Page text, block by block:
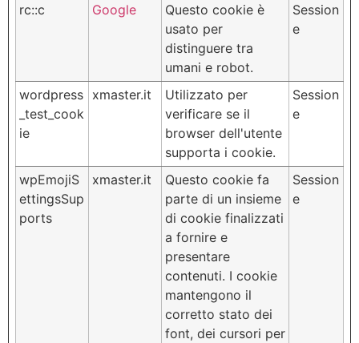
rc::c Google
Questo cookie è
usato per
distinguere tra
umani e robot.
Session
e
wordpress
_test_cook
ie
xmaster.it
Utilizzato per
verificare se il
browser dell'utente
supporta i cookie.
Session
e
wpEmojiS
ettingsSup
ports
xmaster.it
Questo cookie fa
parte di un insieme
di cookie finalizzati
a fornire e
presentare
contenuti. I cookie
mantengono il
corretto stato dei
font, dei cursori per
Session
e